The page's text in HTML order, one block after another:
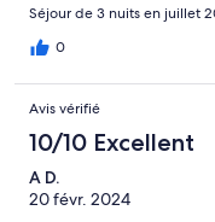
Séjour de 3 nuits en juillet
0
Avis vérifié
10/10 Excellent
A D.
20 févr. 2024